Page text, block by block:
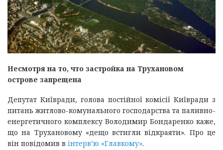
Несмотря на то, что застройка на Трухановом
острове запрещена
Депутат Київради, голова постійної комісії Київради з
питань житлово-комунального господарства та паливно-
енергетичного комплексу Володимир Бондаренко каже,
що на Трухановому «дещо встигли відкраяти». Про це
він повідомив в інтерв’ю «Главкому».